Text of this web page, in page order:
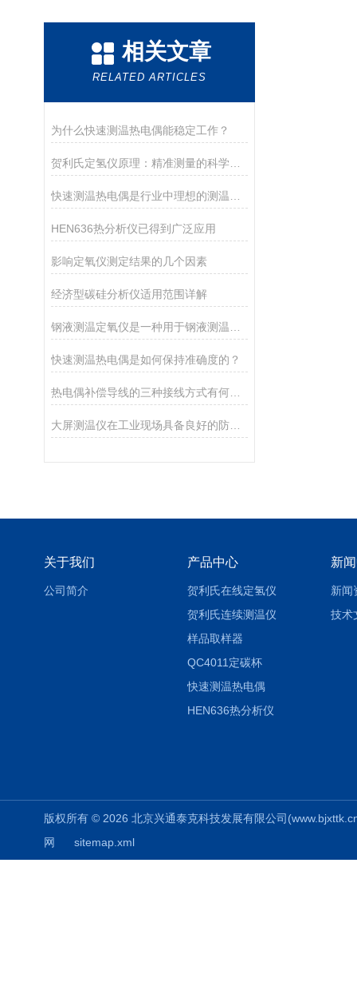
相关文章
RELATED ARTICLES
为什么快速测温热电偶能稳定工作？
HEN636热分析仪已得到广泛应用
影响定氧仪测定结果的几个因素
经济型碳硅分析仪适用范围详解
快速测温热电偶是如何保持准确度的？
热电偶补偿导线的三种接线方式有何不同？
大屏测温仪在工业现场具备良好的防护能力
关于我们
公司简介
产品中心
贺利氏在线定氢仪
贺利氏连续测温仪
样品取样器
QC4011定碳杯
快速测温热电偶
HEN636热分析仪
新
新闻
技术
版权所有 © 2026 北京兴通泰克科技发展有限公司
网
sitemap.xml